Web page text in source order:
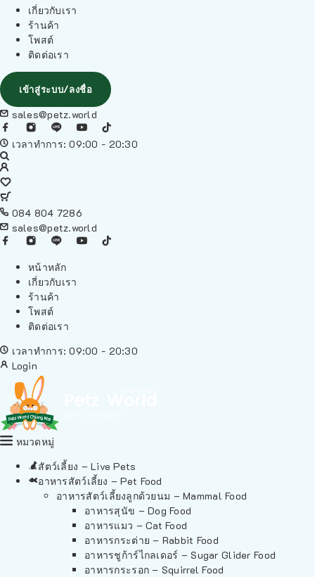
เกี่ยวกับเรา
ร้านค้า
โพสต์
ติดต่อเรา
เข้าสู่ระบบ/ลงชื่อ
sales@petz.world
เวลาทำการ: 09:00 - 20:30
084 804 7286
sales@petz.world
หน้าหลัก
เกี่ยวกับเรา
ร้านค้า
โพสต์
ติดต่อเรา
เวลาทำการ: 09:00 - 20:30
Login
หมวดหมู่
สัตว์เลี้ยง – Live Pets
อาหารสัตว์เลี้ยง – Pet Food
อาหารสัตว์เลี้ยงลูกด้วยนม – Mammal Food
อาหารสุนัข – Dog Food
อาหารแมว – Cat Food
อาหารกระต่าย – Rabbit Food
อาหารชูก้าร์ไกลเดอร์ – Sugar Glider Food
อาหารกระรอก – Squirrel Food